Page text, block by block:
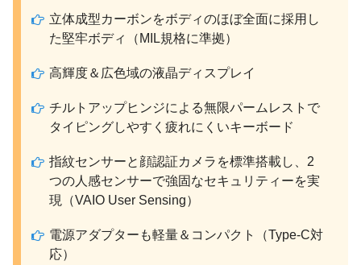
立体成型カーボンをボディのほぼ全面に採用し
た堅牢ボディ（MIL規格に準拠）
高輝度＆広色域の液晶ディスプレイ
チルトアップヒンジによる無限パームレストで
タイピングしやすく疲れにくいキーボード
指紋センサーと顔認証カメラを標準搭載し、2
つの人感センサーで強固なセキュリティーを実
現（VAIO User Sensing）
電源アダプターも軽量＆コンパクト（Type-C対
応）